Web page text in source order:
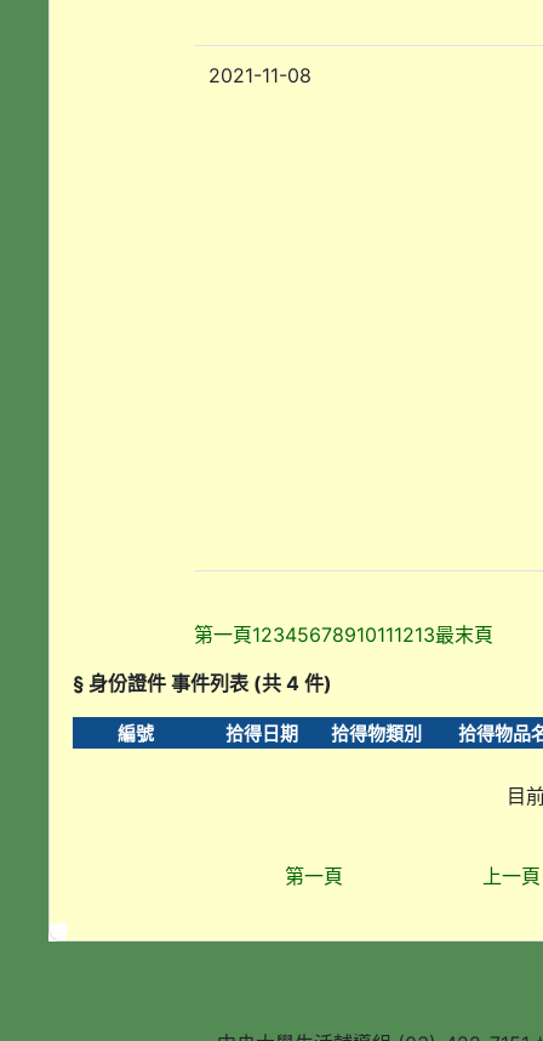
2021-11-08
第一頁12345678910111213最末頁
§ 身份證件 事件列表 (共 4 件)
編號 拾得日期 拾得物類別 拾得物品
目
第一頁 上一頁